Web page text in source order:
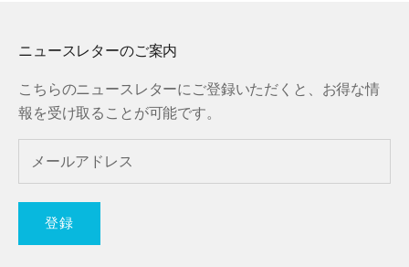
ニュースレターのご案内
こちらのニュースレターにご登録いただくと、お得な情
報を受け取ることが可能です。
登録